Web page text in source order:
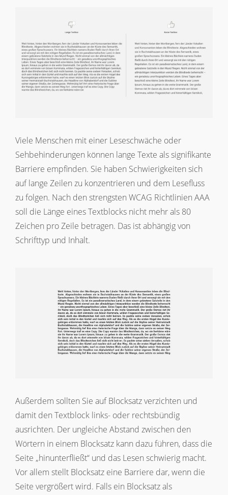
Viele Menschen mit einer Leseschwäche oder
Sehbehinderungen können lange Texte als signifikante
Barriere empfinden. Sie haben Schwierigkeiten sich
auf lange Zeilen zu konzentrieren und dem Lesefluss
zu folgen. Nach den strengsten WCAG Richtlinien AAA
soll die Länge eines Textblocks nicht mehr als 80
Zeichen pro Zeile betragen. Das ist abhängig von
Schrifttyp und Inhalt.
Außerdem sollten Sie auf Blocksatz verzichten und
damit den Textblock links- oder rechtsbündig
ausrichten. Der ungleiche Abstand zwischen den
Wörtern in einem Blocksatz kann dazu führen, dass die
Seite „hinunterfließt“ und das Lesen schwierig macht.
Vor allem stellt Blocksatz eine Barriere dar, wenn die
Seite vergrößert wird. Falls ein Blocksatz als